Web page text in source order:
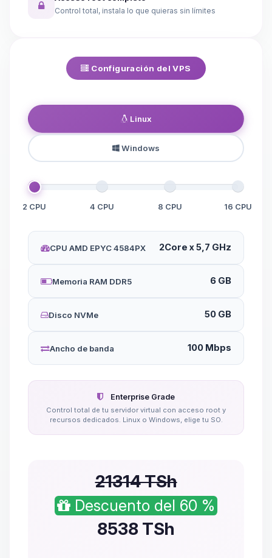
Control total, instala lo que quieras sin límites
Configuración del VPS
Linux
Windows
2 CPU 4 CPU 8 CPU 16 CPU
CPU AMD EPYC 4584PX 2Core x 5,7 GHz
Memoria RAM DDR5 6 GB
Disco NVMe 50 GB
Ancho de banda 100 Mbps
Enterprise Grade
Control total de tu servidor virtual con acceso root y
recursos dedicados. Linux o Windows, elige tu SO.
21314 TSh
Descuento del 60 %
8538 TSh